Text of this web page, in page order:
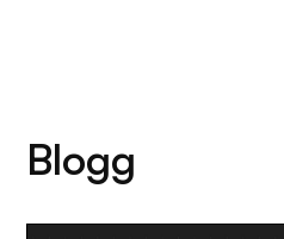
Blogg